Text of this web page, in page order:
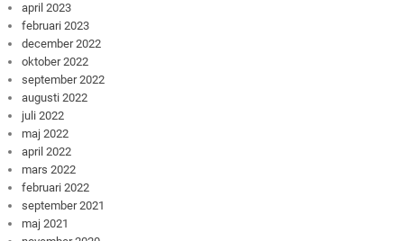
april 2023
februari 2023
december 2022
oktober 2022
september 2022
augusti 2022
juli 2022
maj 2022
april 2022
mars 2022
februari 2022
september 2021
maj 2021